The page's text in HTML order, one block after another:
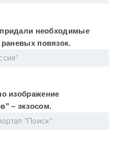
необходимые
повязок.
изображение
– экзосом.
"Поиск"